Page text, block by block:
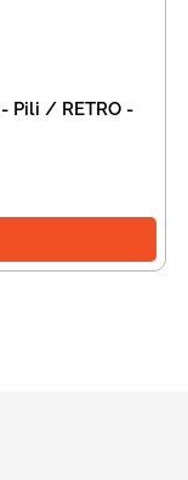
Pili / RETRO -